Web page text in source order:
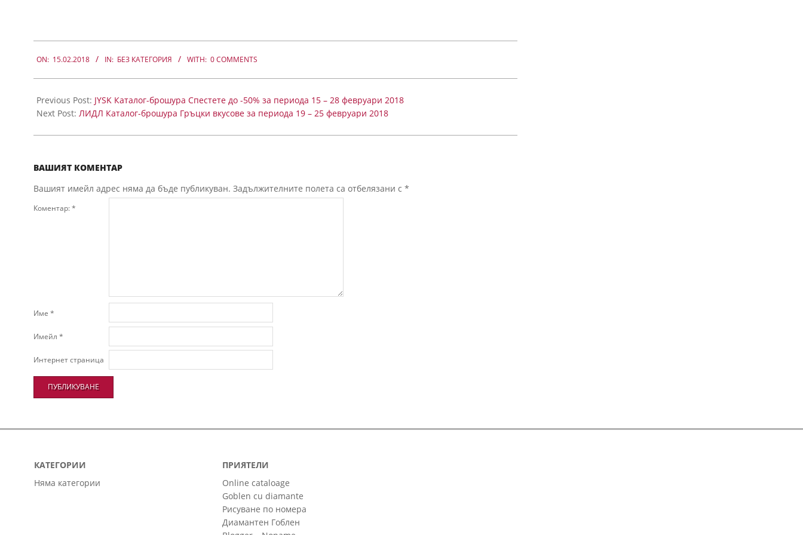
02-
ON: 15.02.2018 IN: БЕЗ КАТЕГОРИЯ WITH: 0 COMMENTS
Previous Post: JYSK Каталог-брошура Спестете до -50% за периода 15 – 28 февруари 2018
Next Post: ЛИДЛ Каталог-брошура Гръцки вкусове за периода 19 – 25 февруари 2018
ВАШИЯТ КОМЕНТАР
Вашият имейл адрес няма да бъде публикуван. Задължителните полета са отбелязани с *
Коментар:*
Име *
Имейл *
Интернет страница
КАТЕГОРИИ
Няма категории
ПРИЯТЕЛИ
Online cataloage
Goblen cu diamante
Рисуване по номера
Диамантен Гоблен